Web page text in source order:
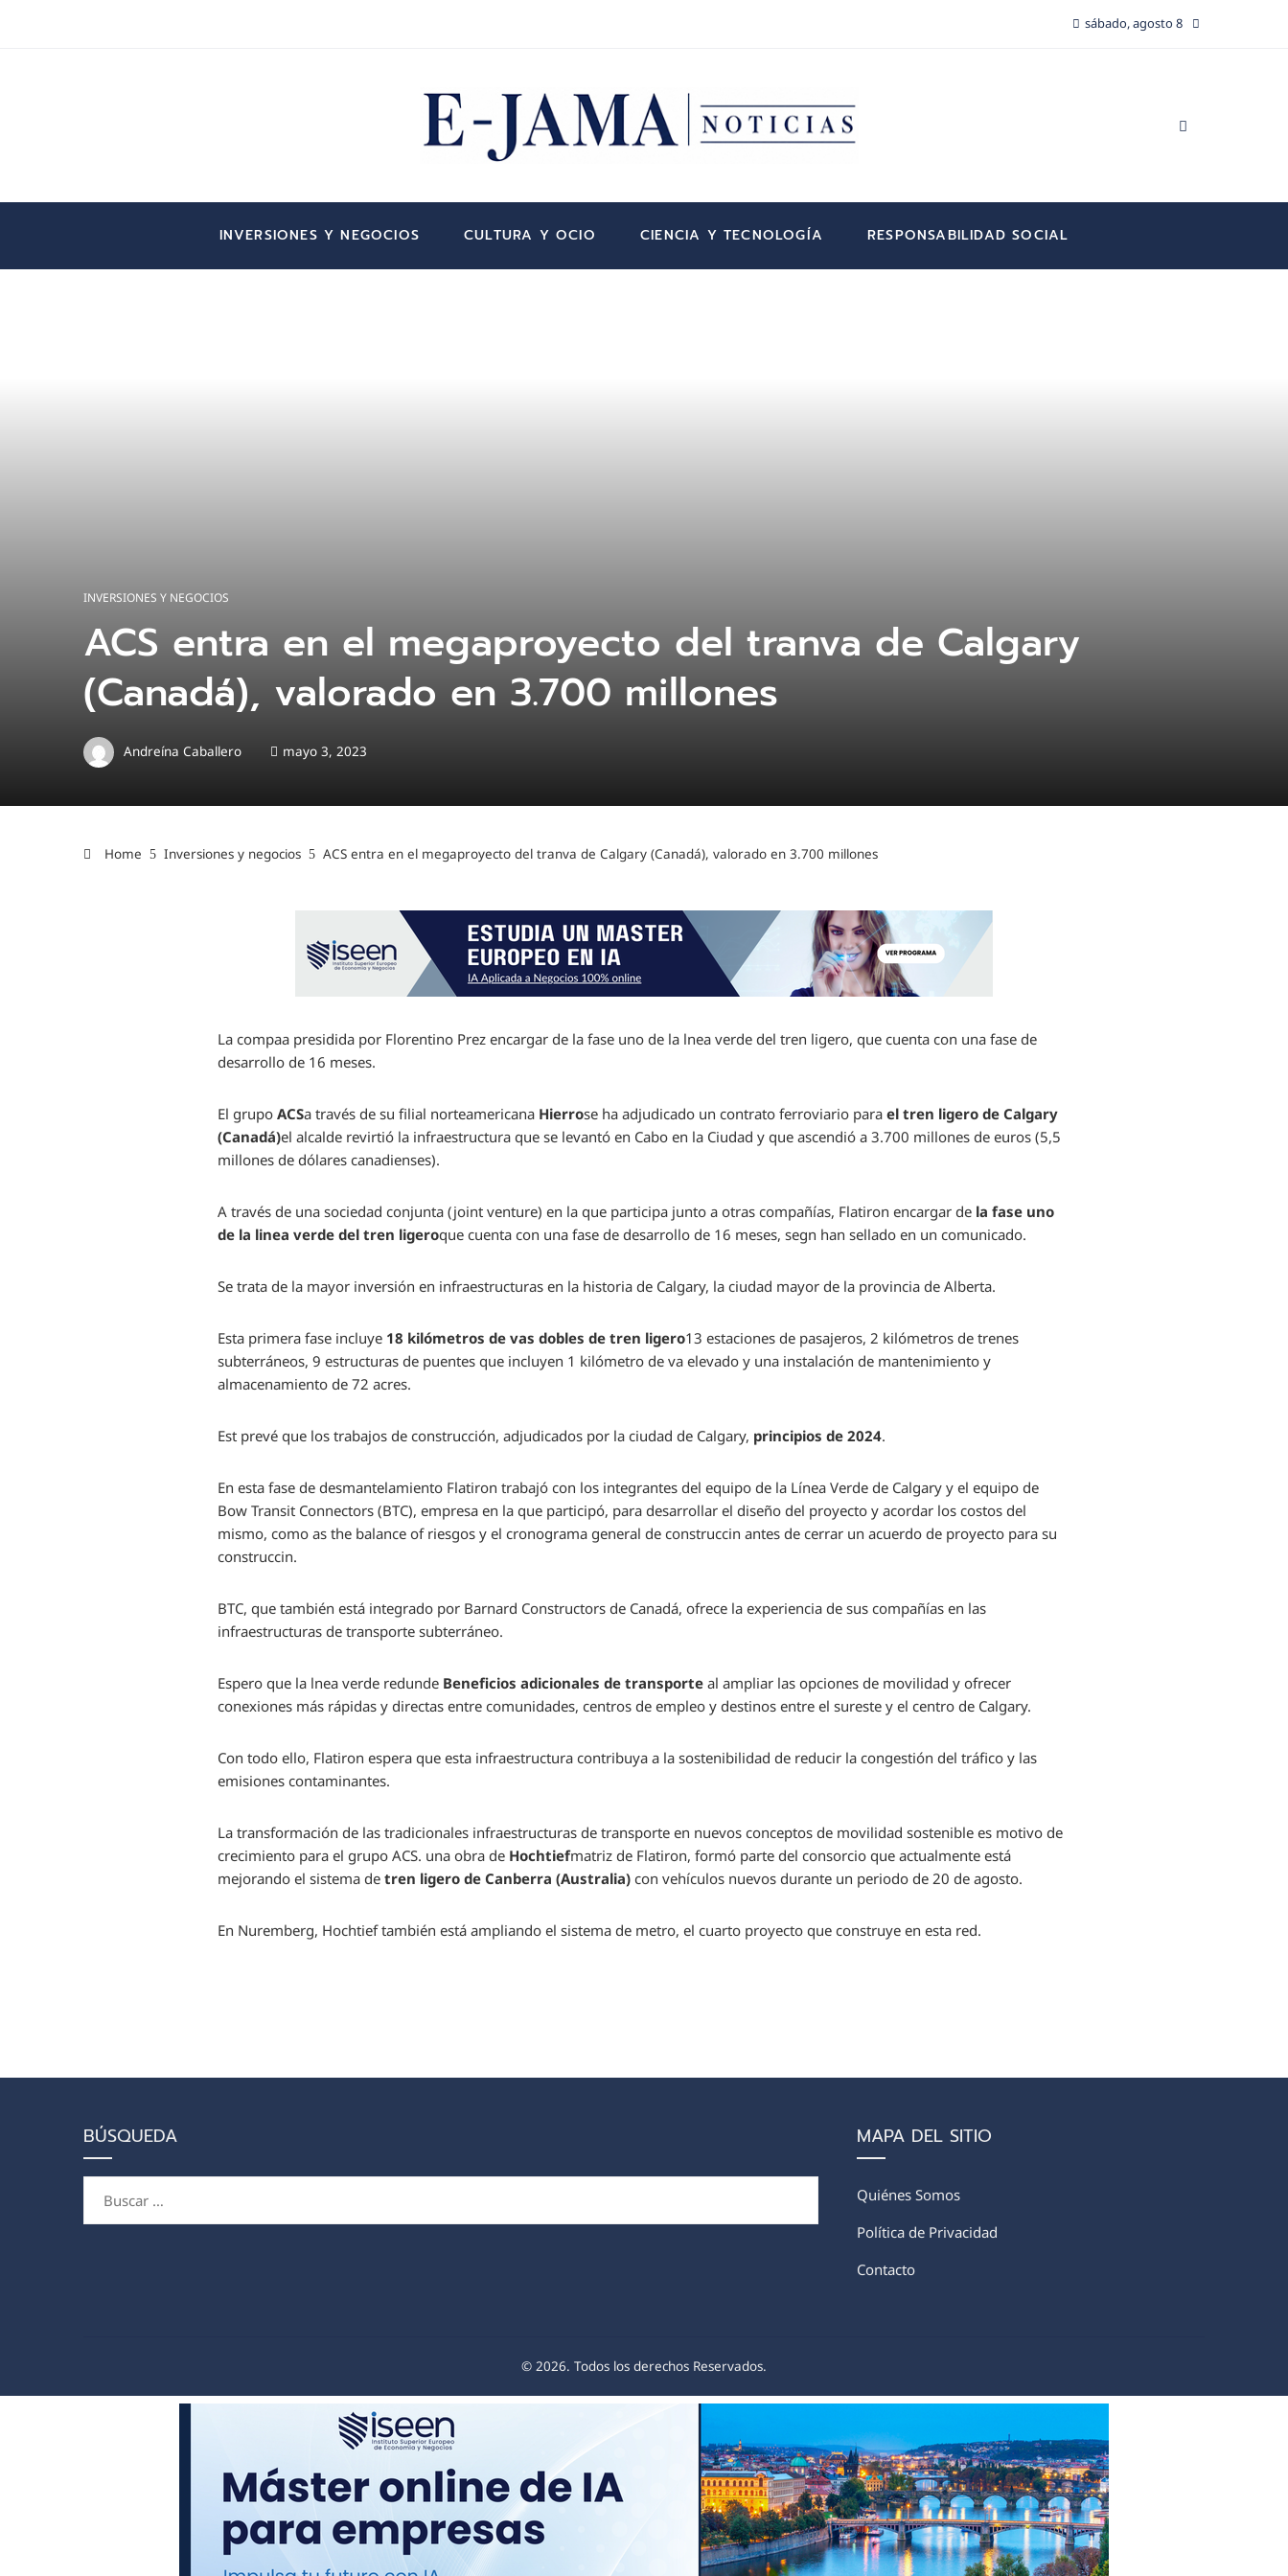
sábado, agosto 8
INVERSIONES Y NEGOCIOS CULTURA Y OCIO CIENCIA Y TECNOLOGÍA RESPONSABILIDAD SOCIAL
INVERSIONES Y NEGOCIOS
ACS entra en el megaproyecto del tranva de Calgary
(Canadá), valorado en 3.700 millones
Andreína Caballero mayo 3, 2023
Home Inversiones y negocios ACS entra en el megaproyecto del tranva de Calgary (Canadá), valorado en 3.700 millones
La compaa presidida por Florentino Prez encargar de la fase uno de la lnea verde del tren ligero, que cuenta con una fase de
desarrollo de 16 meses.
El grupoACSa través de su filial norteamericana Hierrose ha adjudicado un contrato ferroviario parael tren ligero de Calgary
(Canadá)el alcalde revirtió la infraestructura que se levantó en Cabo en la Ciudad y que ascendió a 3.700 millones de euros (5,5
millones de dólares canadienses).
A través de una sociedad conjunta (joint venture) en la que participa junto a otras compañías, Flatiron encargar de la fase uno
de la linea verde del tren ligeroque cuenta con una fase de desarrollo de 16 meses, segn han sellado en un comunicado.
Se trata de la mayor inversión en infraestructuras en la historia de Calgary, la ciudad mayor de la provincia de Alberta.
Esta primera fase incluye 18 kilómetros de vas dobles de tren ligero13 estaciones de pasajeros, 2 kilómetros de trenes
subterráneos, 9 estructuras de puentes que incluyen 1 kilómetro de va elevado y una instalación de mantenimiento y
almacenamiento de 72 acres.
Est prevé que los trabajos de construcción, adjudicados por la ciudad de Calgary, principios de 2024.
En esta fase de desmantelamiento Flatiron trabajó con los integrantes del equipo de la Línea Verde de Calgary y el equipo de
Bow Transit Connectors (BTC), empresa en la que participó, para desarrollar el diseño del proyecto y acordar los costos del
mismo, como as the balance of riesgos y el cronograma general de construccin antes de cerrar un acuerdo de proyecto para su
construccin.
BTC, que también está integrado por Barnard Constructors de Canadá, ofrece la experiencia de sus compañías en las
infraestructuras de transporte subterráneo.
Espero que la lnea verde redunde Beneficios adicionales de transporte al ampliar las opciones de movilidad y ofrecer
conexiones más rápidas y directas entre comunidades, centros de empleo y destinos entre el sureste y el centro de Calgary.
Con todo ello, Flatiron espera que esta infraestructura contribuya a la sostenibilidad de reducir la congestión del tráfico y las
emisiones contaminantes.
La transformación de las tradicionales infraestructuras de transporte en nuevos conceptos de movilidad sostenible es motivo de
crecimiento para el grupo ACS. una obra de Hochtiefmatriz de Flatiron, formó parte del consorcio que actualmente está
mejorando el sistema detren ligero de Canberra (Australia) con vehículos nuevos durante un periodo de 20 de agosto.
En Nuremberg, Hochtief también está ampliando el sistema de metro, el cuarto proyecto que construye en esta red.
BÚSQUEDA MAPA DEL SITIO
Quiénes Somos
Política de Privacidad
Contacto
© 2026. Todos los derechos Reservados.